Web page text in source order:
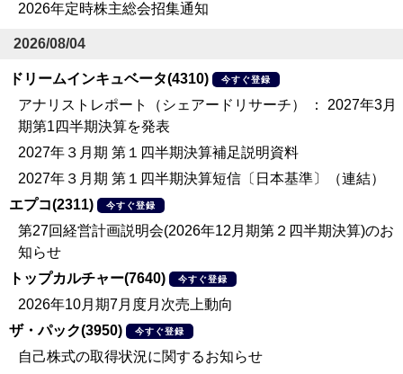
2026年定時株主総会招集通知
2026/08/04
ドリームインキュベータ(4310) 今すぐ登録
アナリストレポート（シェアードリサーチ） ： 2027年3月
期第1四半期決算を発表
2027年３月期 第１四半期決算補足説明資料
2027年３月期 第１四半期決算短信〔日本基準〕（連結）
エプコ(2311)
今すぐ登録
第27回経営計画説明会(2026年12月期第２四半期決算)のお
知らせ
トップカルチャー(7640)
今すぐ登録
2026年10月期7月度月次売上動向
ザ・パック(3950)
今すぐ登録
自己株式の取得状況に関するお知らせ